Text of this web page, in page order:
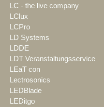
LC - the live company
LClux
LCPro
LD Systems
LDDE
LDT Veranstaltungsservice
LEaT con
Lectrosonics
LEDBlade
LEDitgo